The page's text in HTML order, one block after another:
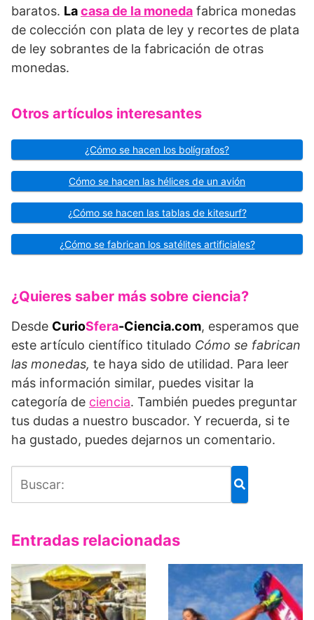
baratos. Lacasa de la moneda fabrica monedas
de colección con plata de ley y recortes de plata
de ley sobrantes de la fabricación de otras
monedas.
Otros artículos interesantes
¿Cómo se hacen los bolígrafos?
Cómo se hacen las hélices de un avión
¿Cómo se hacen las tablas de kitesurf?
¿Cómo se fabrican los satélites artificiales?
¿Quieres saber más sobre ciencia?
Desde CurioSfera-Ciencia.com, esperamos que
este artículo científico titulado Cómo se fabrican
las monedas, te haya sido de utilidad. Para leer
más información similar, puedes visitar la
categoría de ciencia. También puedes preguntar
tus dudas a nuestro buscador. Y recuerda, si te
ha gustado, puedes dejarnos un comentario.
Entradas relacionadas